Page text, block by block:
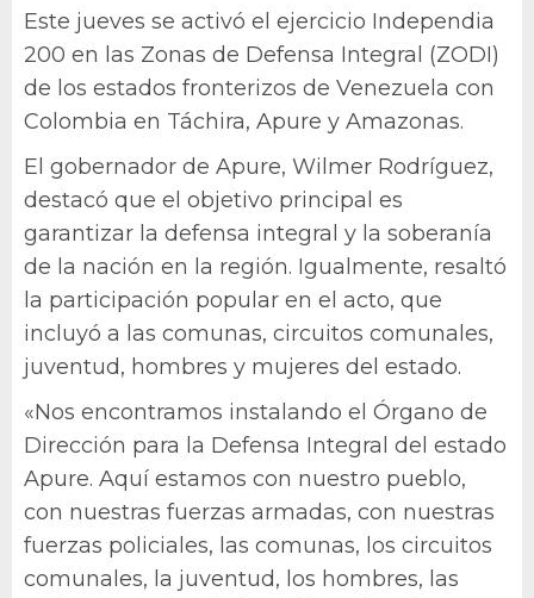
Este jueves se activó el ejercicio Independia
200 en las Zonas de Defensa Integral (ZODI)
de los estados fronterizos de Venezuela con
Colombia en Táchira, Apure y Amazonas.
El gobernador de Apure, Wilmer Rodríguez,
destacó que el objetivo principal es
garantizar la defensa integral y la soberanía
de la nación en la región. Igualmente, resaltó
la participación popular en el acto, que
incluyó a las comunas, circuitos comunales,
juventud, hombres y mujeres del estado.
«Nos encontramos instalando el Órgano de
Dirección para la Defensa Integral del estado
Apure. Aquí estamos con nuestro pueblo,
con nuestras fuerzas armadas, con nuestras
fuerzas policiales, las comunas, los circuitos
comunales, la juventud, los hombres, las